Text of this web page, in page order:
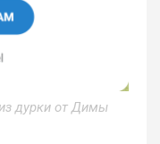
дурки от Димы